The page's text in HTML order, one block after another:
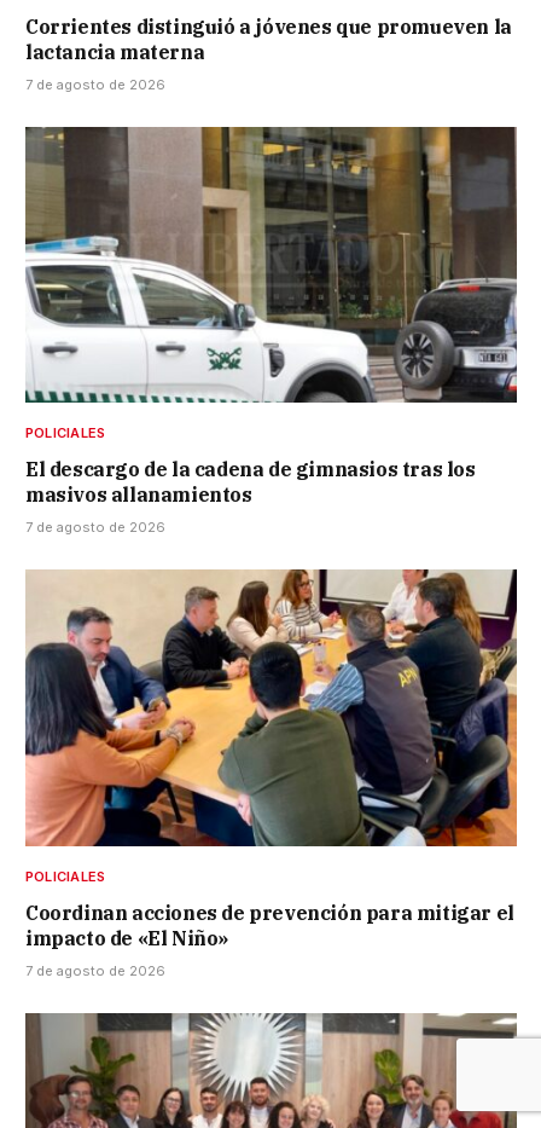
Corrientes distinguió a jóvenes que promueven la
lactancia materna
7 de agosto de 2026
POLICIALES
El descargo de la cadena de gimnasios tras los
masivos allanamientos
7 de agosto de 2026
POLICIALES
Coordinan acciones de prevención para mitigar el
impacto de «El Niño»
7 de agosto de 2026